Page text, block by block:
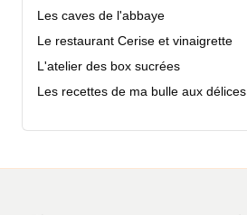
Les caves de l'abbaye
Le restaurant Cerise et vinaigrette
L'atelier des box sucrées
Les recettes de ma bulle aux délices